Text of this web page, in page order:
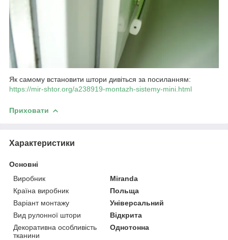
Як самому встановити штори дивіться за посиланням:
https://mir-shtor.org/a238919-montazh-sistemy-mini.html
Приховати
Характеристики
Основні
Виробник
Miranda
Країна виробник
Польща
Варіант монтажу
Універсальний
Вид рулонної штори
Відкрита
Декоративна особливість
тканини
Однотонна